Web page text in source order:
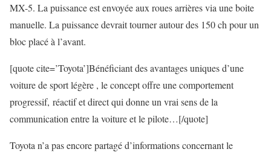
MX-5. La puissance est envoyée aux roues arrières via une boite
manuelle. La puissance devrait tourner autour des 150 ch pour un
bloc placé à l’avant.
[quote cite=’Toyota’]Bénéficiant des avantages uniques d’une
voiture de sport légère , le concept offre une comportement
progressif, réactif et direct qui donne un vrai sens de la
communication entre la voiture et le pilote…[/quote]
Toyota n’a pas encore partagé d’informations concernant le